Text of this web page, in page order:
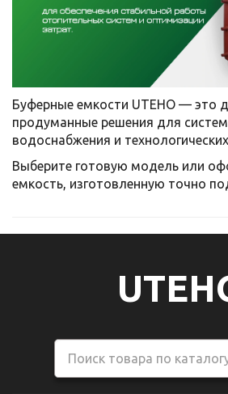
Буферные емкости UTEHO — это
продуманные решения для
водоснабжения и
Выберите готовую модель или
емкость, изготовленную точно